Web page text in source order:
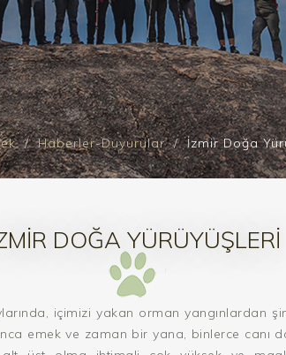
Haberler-Duyurular İzmir Doğa
DOĞA YÜRÜYÜŞLERI
içimizi yakan orman
emek ve zaman bir yana, binlerce canı